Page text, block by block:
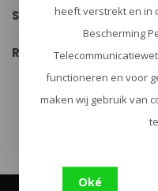
Specificaties
Reviews
bushcraft
heeft verstrekt en in
Bescherming
functioneren en voor
maken wij gebruik van
Oké